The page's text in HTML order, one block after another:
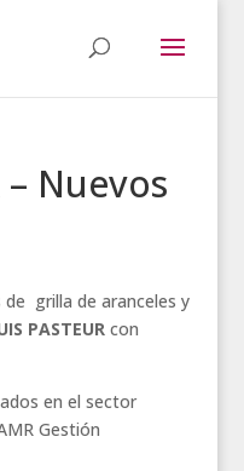
– Nuevos
grilla de aranceles y
PASTEUR con
en el sector
Gestión